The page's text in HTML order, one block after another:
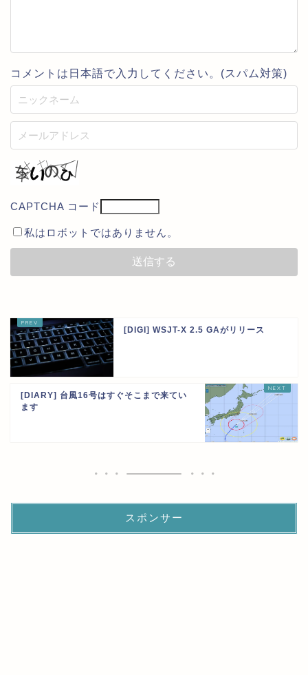
コメントは日本語で入力してください。(スパム対策)
CAPTCHA コード
私はロボットではありません。
[DIGI] WSJT-X 2.5 GAがリリース
[DIARY] 台風16号はすぐそこまで来てい
ます
スポンサー